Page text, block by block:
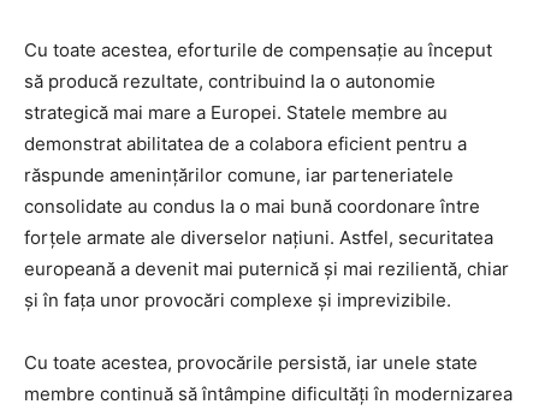
Cu toate acestea, eforturile de compensație au început
să producă rezultate, contribuind la o autonomie
strategică mai mare a Europei. Statele membre au
demonstrat abilitatea de a colabora eficient pentru a
răspunde amenințărilor comune, iar parteneriatele
consolidate au condus la o mai bună coordonare între
forțele armate ale diverselor națiuni. Astfel, securitatea
europeană a devenit mai puternică și mai rezilientă, chiar
și în fața unor provocări complexe și imprevizibile.
Cu toate acestea, provocările persistă, iar unele state
membre continuă să întâmpine dificultăți în modernizarea